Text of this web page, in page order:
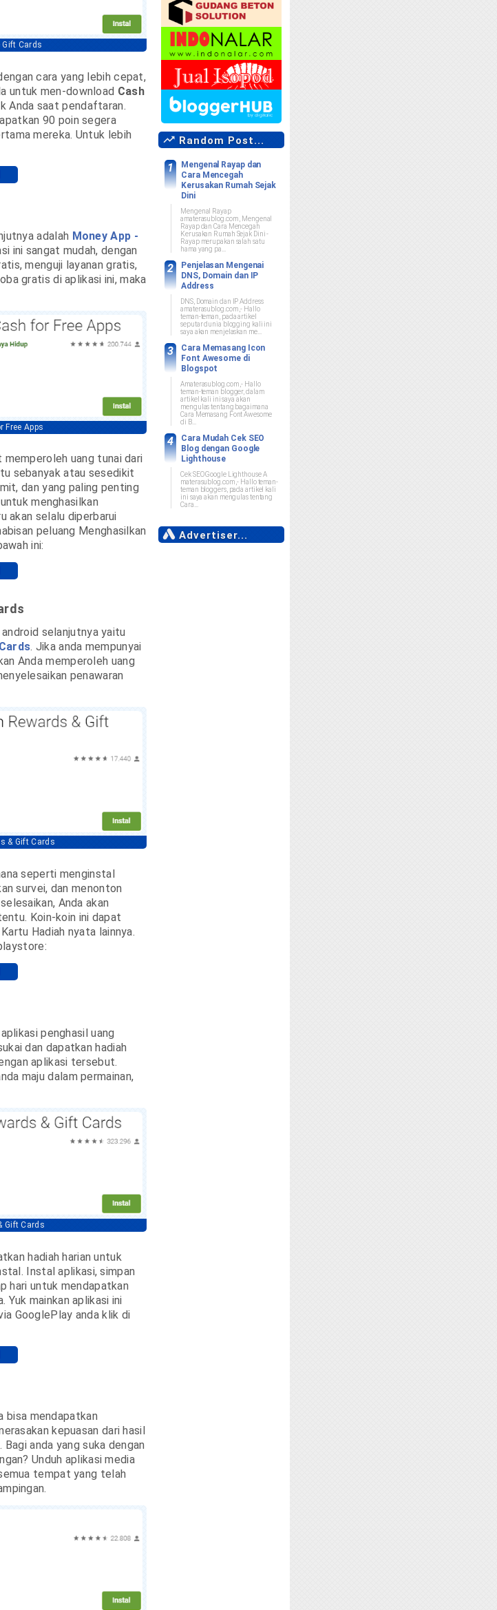
Gift Cards
cara yang lebih cepat,
untuk men-download Cash
Anda saat pendaftaran.
90 poin segera
mereka. Untuk lebih
adalah Money App -
ini sangat mudah, dengan
menguji layanan gratis,
gratis di aplikasi ini, maka
Free Apps
memperoleh uang tunai dari
sebanyak atau sesedikit
dan yang paling penting
menghasilkan
akan selalu diperbarui
peluang Menghasilkan
ini:
selanjutnya yaitu
. Jika anda mempunyai
Anda memperoleh uang
penawaran
& Gift Cards
seperti menginstal
survei, dan menonton
Anda akan
Koin-koin ini dapat
Hadiah nyata lainnya.
penghasil uang
dan dapatkan hadiah
aplikasi tersebut.
maju dalam permainan,
Gift Cards
hadiah harian untuk
Instal aplikasi, simpan
hari untuk mendapatkan
Yuk mainkan aplikasi ini
GooglePlay anda klik di
bisa mendapatkan
kepuasan dari hasil
anda yang suka dengan
Unduh aplikasi media
tempat yang telah
Random Post...
Mengenal Rayap dan
Cara Mencegah
Kerusakan Rumah Sejak
Dini
Mengenal Rayap
amaterasublog.com , Mengenal
Rayap dan Cara Mencegah
Kerusakan Rumah Sejak Dini -
Rayap merupakan salah satu
hama yang pa...
Penjelasan Mengenai
DNS, Domain dan IP
Address
DNS, Domain dan IP Address
amaterasublog.com ,- Hallo
teman-teman, pada artikel
seputar dunia blogging kali ini
saya akan menjelaskan me...
Cara Memasang Icon
Font Awesome di
Blogspot
Amaterasublog.com ,- Hallo
teman-teman blogger, dalam
artikel kali ini saya akan
mengulas tentang bagaimana
Cara Memasang Font Awesome
di B...
Cara Mudah Cek SEO
Blog dengan Google
Lighthouse
Cek SEO Google Lighthouse A
materasublog.com ,- Hallo teman-
teman bloggers, pada artikel kali
ini saya akan mengulas tentang
Cara...
Advertiser...